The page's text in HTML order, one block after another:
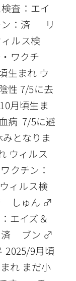
査：エイ
ン：済 リ
ルス検
ワクチ
生まれ ウ
性 7/5に去
月頃生ま
病 7/5に避
となりま
ウィルス
クチン：
ィルス検
しゅん ♂
エイズ＆
済 ブン ♂
9月頃
れ まだ小